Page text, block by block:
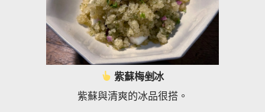
紫蘇梅剉冰
紫蘇與清爽的冰品很搭。